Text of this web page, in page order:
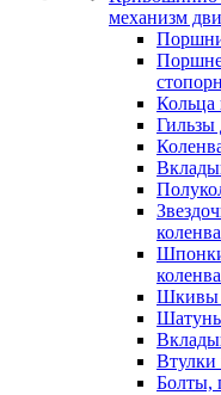
механизм
Поршни
Гильзы
Шкивы
Втулки
Болты,